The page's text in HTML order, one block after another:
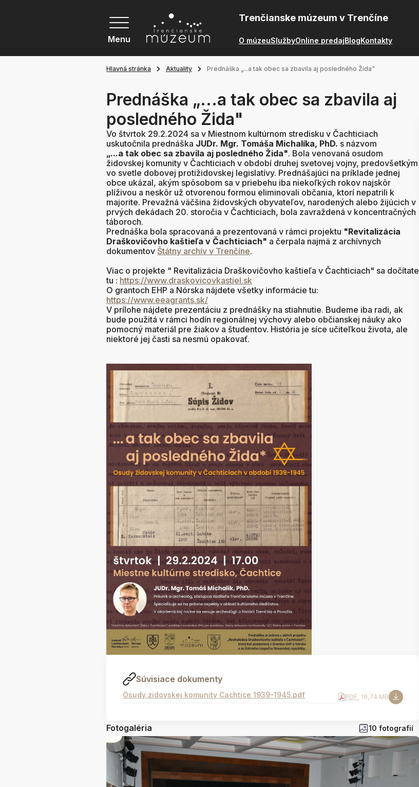
Menu
Trenčianske múzeum v Trenčíne
O múzeuSlužbyOnline predajBlogKontakty
Hlavná stránka Aktuality Prednáška „...a tak obec sa zbavila aj posledného Žida"
Prednáška „...a tak obec sa zbavila aj
posledného Žida"
Vo štvrtok 29.2.2024 sa v Miestnom kultúrnom stredisku v Čachticiach
uskutočnila prednáška JUDr. Mgr. Tomáša Michalíka, PhD. s názvom
„...a tak obec sa zbavila aj posledného Žida". Bola venovaná osudom
židovskej komunity v Čachticiach v období druhej svetovej vojny, predovšetkým
vo svetle dobovej protižidovskej legislatívy. Prednášajúci na príklade jednej
obce ukázal, akým spôsobom sa v priebehu iba niekoľkých rokov najskôr
plíživou a neskôr už otvorenou formou eliminovali občania, ktorí nepatrili k
majorite. Prevažná väčšina židovských obyvateľov, narodených alebo žijúcich v
prvých dekádach 20. storočia v Čachticiach, bola zavraždená v koncentračných
táboroch.
Prednáška bola spracovaná a prezentovaná v rámci projektu "Revitalizácia
Draškovičovho kaštieľa v Čachticiach" a čerpala najmä z archívnych
dokumentov Štátny archív v Trenčíne.
Viac o projekte " Revitalizácia Draškovičovho kaštieľa v Čachticiach" sa dočítate
tu : https://www.draskovicovkastiel.sk
O grantoch EHP a Nórska nájdete všetky informácie tu:
https://www.eeagrants.sk/
V prílohe nájdete prezentáciu z prednášky na stiahnutie. Budeme iba radi, ak
bude použitá v rámci hodín regionálnej výchovy alebo občianskej náuky ako
pomocný materiál pre žiakov a študentov. História je síce učiteľkou života, ale
niektoré jej časti sa nesmú opakovať.
Súvisiace dokumenty
Osudy zidovskej komunity Cachtice 1939-1945.pdf PDF , 19,74 MB
Fotogaléria 10 fotografií